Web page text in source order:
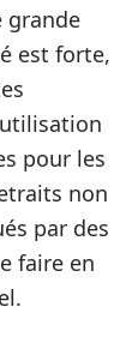
grande
est forte,
utilisation
pour les
non
par des
faire en